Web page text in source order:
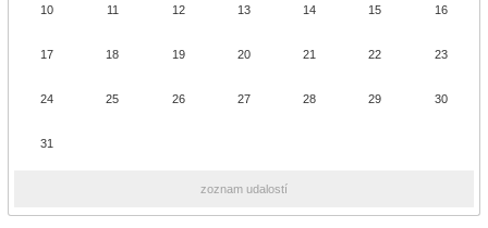
10 11 12 13 14 15 16
17 18 19 20 21 22 23
24 25 26 27 28 29 30
31
zoznam udalostí